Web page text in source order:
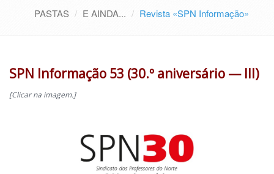
PASTAS E AINDA... Revista «SPN Informação»
SPN Informação 53 (30.º aniversário — III)
[Clicar na imagem.]